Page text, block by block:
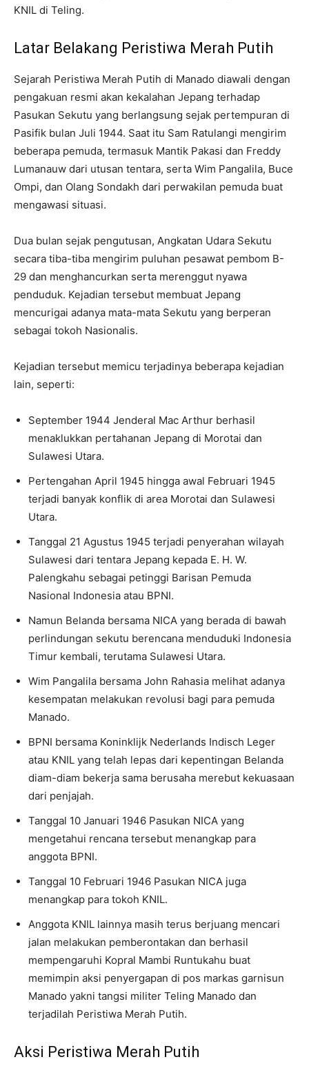
KNIL di Teling.
Latar Belakang Peristiwa Merah Putih
Sejarah Peristiwa Merah Putih di Manado diawali dengan
pengakuan resmi akan kekalahan Jepang terhadap
Pasukan Sekutu yang berlangsung sejak pertempuran di
Pasifik bulan Juli 1944. Saat itu Sam Ratulangi mengirim
beberapa pemuda, termasuk Mantik Pakasi dan Freddy
Lumanauw dari utusan tentara, serta Wim Pangalila, Buce
Ompi, dan Olang Sondakh dari perwakilan pemuda buat
mengawasi situasi.
Dua bulan sejak pengutusan, Angkatan Udara Sekutu
secara tiba-tiba mengirim puluhan pesawat pembom B-
29 dan menghancurkan serta merenggut nyawa
penduduk. Kejadian tersebut membuat Jepang
mencurigai adanya mata-mata Sekutu yang berperan
sebagai tokoh Nasionalis.
Kejadian tersebut memicu terjadinya beberapa kejadian
lain, seperti:
September 1944 Jenderal Mac Arthur berhasil
menaklukkan pertahanan Jepang di Morotai dan
Sulawesi Utara.
Pertengahan April 1945 hingga awal Februari 1945
terjadi banyak konflik di area Morotai dan Sulawesi
Utara.
Tanggal 21 Agustus 1945 terjadi penyerahan wilayah
Sulawesi dari tentara Jepang kepada E. H. W.
Palengkahu sebagai petinggi Barisan Pemuda
Nasional Indonesia atau BPNI.
Namun Belanda bersama NICA yang berada di bawah
perlindungan sekutu berencana menduduki Indonesia
Timur kembali, terutama Sulawesi Utara.
Wim Pangalila bersama John Rahasia melihat adanya
kesempatan melakukan revolusi bagi para pemuda
Manado.
BPNI bersama Koninklijk Nederlands Indisch Leger
atau KNIL yang telah lepas dari kepentingan Belanda
diam-diam bekerja sama berusaha merebut kekuasaan
dari penjajah.
Tanggal 10 Januari 1946 Pasukan NICA yang
mengetahui rencana tersebut menangkap para
anggota BPNI.
Tanggal 10 Februari 1946 Pasukan NICA juga
menangkap para tokoh KNIL.
Anggota KNIL lainnya masih terus berjuang mencari
jalan melakukan pemberontakan dan berhasil
mempengaruhi Kopral Mambi Runtukahu buat
memimpin aksi penyergapan di pos markas garnisun
Manado yakni tangsi militer Teling Manado dan
terjadilah Peristiwa Merah Putih.
Aksi Peristiwa Merah Putih